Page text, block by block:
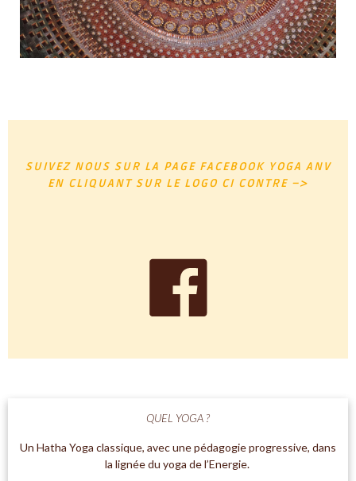
SUIVEZ NOUS SUR LA PAGE FACEBOOK YOGA ANV
EN CLIQUANT SUR LE LOGO CI CONTRE –>
QUEL YOGA ?
Un Hatha Yoga classique, avec une pédagogie progressive, dans
la lignée du yoga de l’Energie.